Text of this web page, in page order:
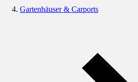
Gartenhäuser & Carports